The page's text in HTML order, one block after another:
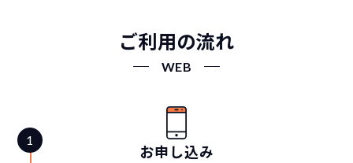
ご利用の流れ
WEB
お申し込み